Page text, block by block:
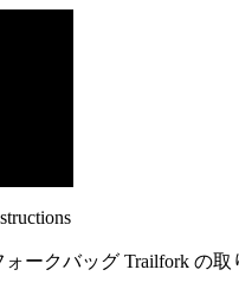
ークバッグ Trailfork の